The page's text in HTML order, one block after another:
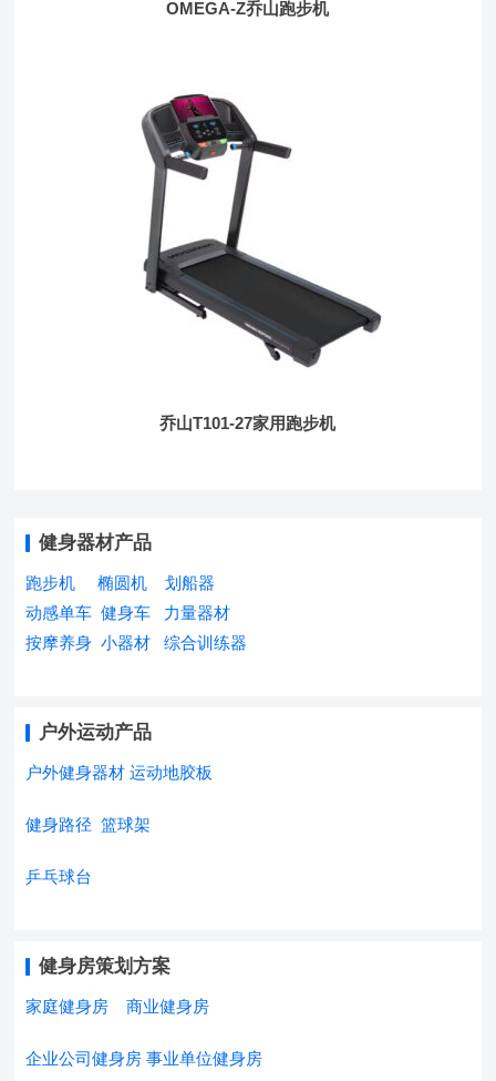
OMEGA-Z乔山跑步机
乔山T101-27家用跑步机
健身器材产品
跑步机 椭圆机
划船器
动感单车 健身车
力量器材
按摩养身 小器材 综合训练器
户外运动产品
户外健身器材 运动地胶板
健身路径 篮球架
乒乓球台
健身房策划方案
家庭健身房 商业健身房
企业公司健身房 事业单位健身房